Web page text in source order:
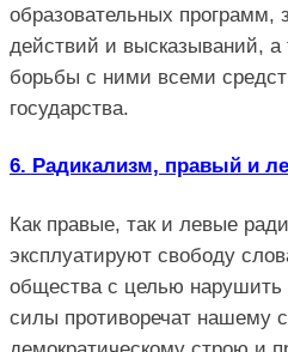
образовательных программ,
действий и высказываний, а
борьбы с ними всеми
государства.
6. Радикализм, правый и
Как правые, так и левые
эксплуатируют свободу
общества с целью
силы противоречат нашему